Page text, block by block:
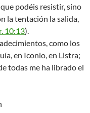
podéis resistir, sino
la tentación la salida,
10:13).
como los
en Iconio, en Listra;
todas me ha librado el